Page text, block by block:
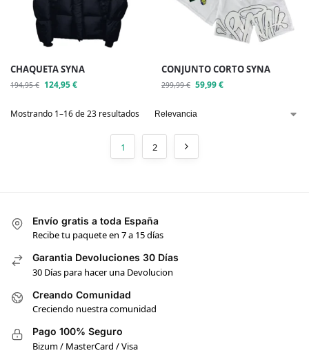
CHAQUETA SYNA
194,95€ 124,95€
CONJUNTO CORTO SYNA
299,99€ 59,99€
Mostrando 1–16 de 23 resultados
1 2
Envío gratis a toda España
Recibe tu paquete en 7 a 15 días
Garantia Devoluciones 30 Días
30 Días para hacer una Devolucion
Creando Comunidad
Creciendo nuestra comunidad
Pago 100% Seguro
Bizum / MasterCard / Visa